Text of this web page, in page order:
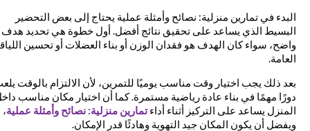
البدء في تمارين منزلية: نصائح وأمثلة عملية يحتاج إلى بعض التحضير
البسيط الذي يساعد على تحقيق نتائج أفضل. أول خطوة هي تحديد هدف
واضح، سواء كان الهدف هو فقدان الوزن أو بناء العضلات أو تحسين اللياقة
العامة.
بعد ذلك يجب اختيار وقت مناسب يوميًا للتمرين، لأن الالتزام بالوقت يلعب
دورًا مهمًا في بناء عادة رياضية مستمرة. كما أن اختيار مكان مناسب داخل
المنزل يساعد على التركيز أثناء أداءتمارين منزلية: نصائح وأمثلة عملية،
ويفضل أن يكون المكان جيد التهوية وهادئًا قدر الإمكان.